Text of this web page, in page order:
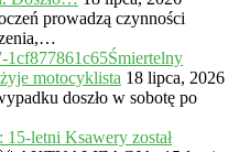
prowadzą czynności
Śmiertelny
motocyklista 18 lipca, 2026
doszło w sobotę po
letni Ksawery został